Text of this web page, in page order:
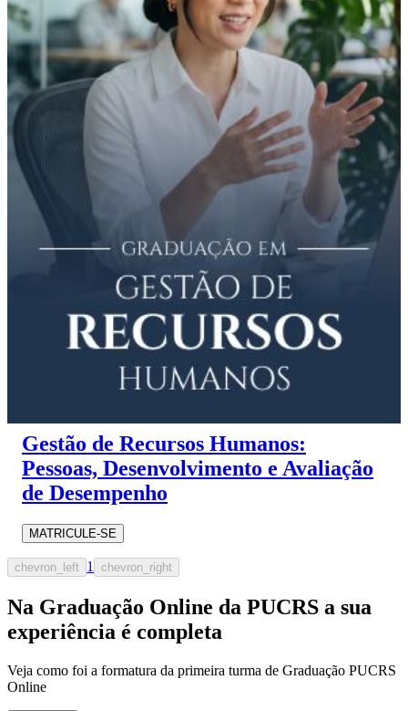
Gestão de Recursos Humanos:
Pessoas, Desenvolvimento e Avaliação
de Desempenho
MATRICULE-SE
chevron_left 1 chevron_right
Na Graduação Online da PUCRS a sua
experiência é completa
Veja como foi a formatura da primeira turma de Graduação PUCRS
Online